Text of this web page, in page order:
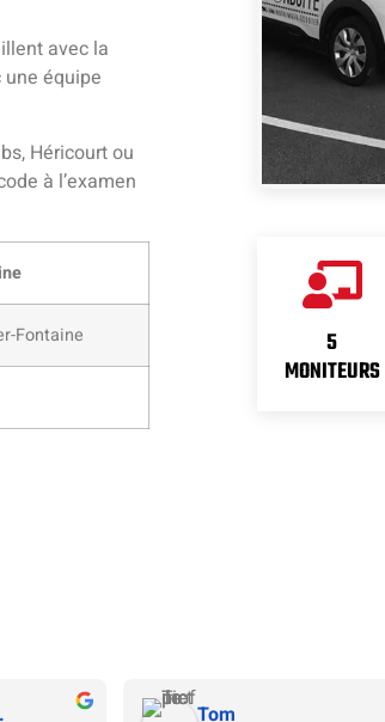
avec la
équipe
Héricourt ou
à l’examen
Fontaine
5
MONITEURS
Tom